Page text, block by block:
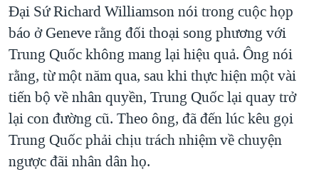
SỨC KHOẺ
VĂN HOÁ
THỂ THAO
GIÁO DỤC
TRỊNH VĨNH BÌNH - NGƯỜI HẠ 'BÊN THẮNG CUỘC'
GROUND ZERO – XƯA VÀ NAY
CHI PHÍ CHIẾN TRANH AFGHANISTAN
CÁC GIÁ TRỊ CỘNG HÒA Ở VIỆT NAM
THƯỢNG ĐỈNH TRUMP-KIM TẠI VIỆT NAM
TRỊNH VĨNH BÌNH VS. CHÍNH PHỦ VIỆT NAM
Ngôn ngữ khác
Đại Sứ Richard Williamson nói trong cuộc họp
báo ở Geneve rằng đối thoại song phương với
Trung Quốc không mang lại hiệu quả. Ông nói
rằng, từ một năm qua, sau khi thực hiện một vài
tiến bộ về nhân quyền, Trung Quốc lại quay trở
lại con đường cũ. Theo ông, đã đến lúc kêu gọi
Trung Quốc phải chịu trách nhiệm về chuyện
ngược đãi nhân dân họ.